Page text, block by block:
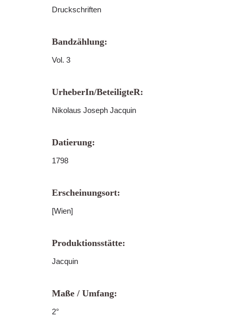
Druckschriften
Bandzählung:
Vol. 3
UrheberIn/BeteiligteR:
Nikolaus Joseph Jacquin
Datierung:
1798
Erscheinungsort:
[Wien]
Produktionsstätte:
Jacquin
Maße / Umfang:
2°